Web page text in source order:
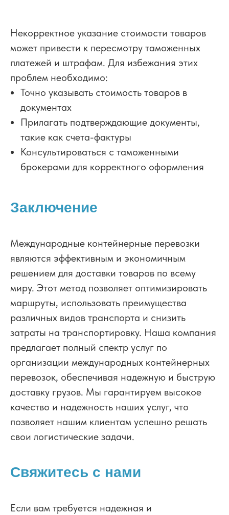
Некорректное указание стоимости товаров
может привести к пересмотру таможенных
платежей и штрафам. Для избежания этих
проблем необходимо:
Точно указывать стоимость товаров в
документах
Прилагать подтверждающие документы,
такие как счета-фактуры
Консультироваться с таможенными
брокерами для корректного оформления
Заключение
Международные контейнерные перевозки
являются эффективным и экономичным
решением для доставки товаров по всему
миру. Этот метод позволяет оптимизировать
маршруты, использовать преимущества
различных видов транспорта и снизить
затраты на транспортировку. Наша компания
предлагает полный спектр услуг по
организации международных контейнерных
перевозок, обеспечивая надежную и быструю
доставку грузов. Мы гарантируем высокое
качество и надежность наших услуг, что
позволяет нашим клиентам успешно решать
свои логистические задачи.
Свяжитесь с нами
Если вам требуется надежная и